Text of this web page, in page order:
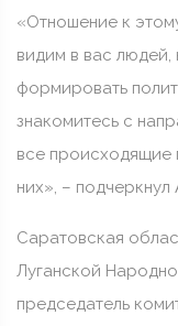
«Отношение к
видим в вас людей,
формировать
знакомитесь с
все происходящие
них», –
Саратовская
Луганской
председатель